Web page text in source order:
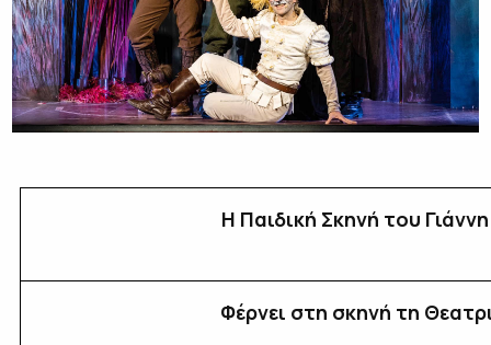
Η Παιδική Σκηνή του
Φέρνει στη σκηνή τη